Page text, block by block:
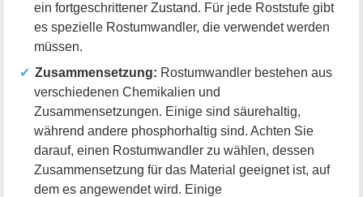
ein fortgeschrittener Zustand. Für jede Roststufe gibt
es spezielle Rostumwandler, die verwendet werden
müssen.
Zusammensetzung: Rostumwandler bestehen aus
verschiedenen Chemikalien und
Zusammensetzungen. Einige sind säurehaltig,
während andere phosphorhaltig sind. Achten Sie
darauf, einen Rostumwandler zu wählen, dessen
Zusammensetzung für das Material geeignet ist, auf
dem es angewendet wird. Einige